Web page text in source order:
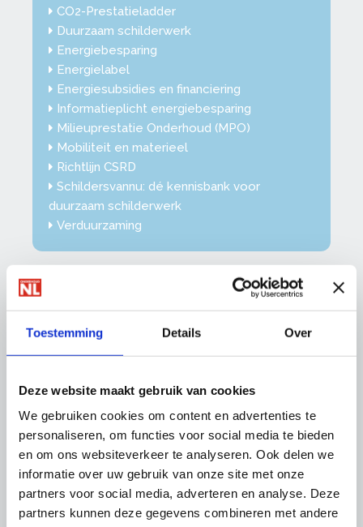
Toestemming Details Over
Deze website maakt gebruik van cookies
We gebruiken cookies om content en advertenties te
personaliseren, om functies voor social media te bieden
en om ons websiteverkeer te analyseren. Ook delen we
informatie over uw gebruik van onze site met onze
partners voor social media, adverteren en analyse. Deze
partners kunnen deze gegevens combineren met andere
CO2-Prestatieladder
Duurzaam schilderwerk
Energiebesparing
Energielabel
Energiesubsidies en financiering
Informatieplicht energiebesparing
Milieuprestatie Onderhoud (MPO)
Mobiliteit en materieel
Richtlijn CSRD
Schildersvannu: dé kennisbank voor
duurzaam schilderwerk
Verduurzaming
De Wet Kwaliteitsborging voor het Bouwen
(Wkb)
Monumentenzorg (ERM)
Procesbeoordelingen Vakwerk Plusgarantie
Vakwerk Plusgarantie
Vakwerk Plusgarantie en VvE Belang
Voorwaarden deelname Vakwerk
Plusgarantie